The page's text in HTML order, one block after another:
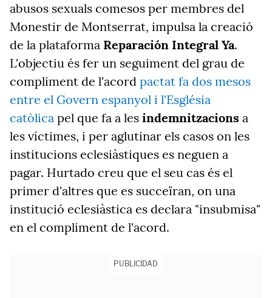
abusos sexuals comesos per membres del
Monestir de Montserrat, impulsa la creació
de la plataforma Reparación Integral Ya.
L'objectiu és fer un seguiment del grau de
compliment de l'acord pactat fa dos mesos
entre el Govern espanyol i l'Església
catòlica pel que fa a les indemnitzacions a
les víctimes, i per aglutinar els casos on les
institucions eclesiàstiques es neguen a
pagar. Hurtado creu que el seu cas és el
primer d'altres que es succeïran, on una
institució eclesiàstica es declara "insubmisa"
en el compliment de l'acord.
PUBLICIDAD